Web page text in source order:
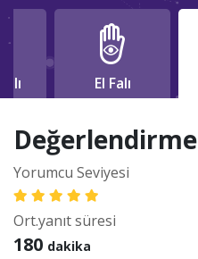
El Falı
Değerlendirme
Yorumcu Seviyesi
Ort.yanıt süresi
180 dakika